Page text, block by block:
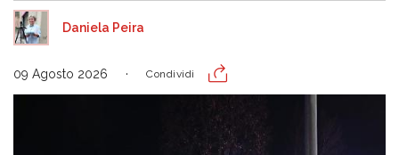
Daniela Peira
09 Agosto 2026 Condividi